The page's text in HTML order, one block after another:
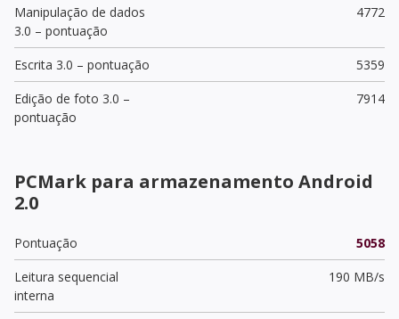
Manipulação de dados
3.0 – pontuação
4772
Escrita 3.0 – pontuação
5359
Edição de foto 3.0 –
pontuação
7914
PCMark para armazenamento Android
2.0
Pontuação
5058
Leitura sequencial
interna
190 MB/s